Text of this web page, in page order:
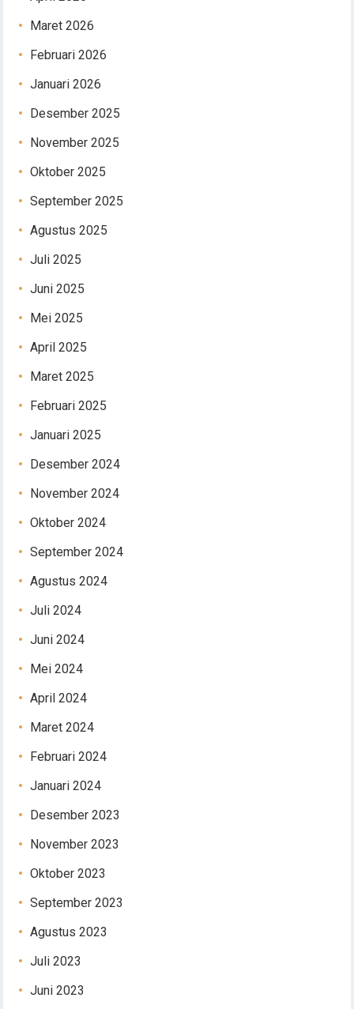
Maret 2026
Februari 2026
Januari 2026
Desember 2025
November 2025
Oktober 2025
September 2025
Agustus 2025
Juli 2025
Juni 2025
Mei 2025
April 2025
Maret 2025
Februari 2025
Januari 2025
Desember 2024
November 2024
Oktober 2024
September 2024
Agustus 2024
Juli 2024
Juni 2024
Mei 2024
April 2024
Maret 2024
Februari 2024
Januari 2024
Desember 2023
November 2023
Oktober 2023
September 2023
Agustus 2023
Juli 2023
Juni 2023